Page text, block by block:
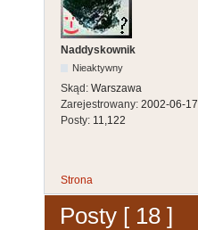
Naddyskownik
Nieaktywny
Skąd: Warszawa
Zarejestrowany: 2002-06-17
Posty: 11,122
Strona
Posty [ 18 ]